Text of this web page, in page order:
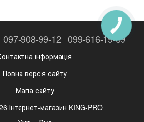
097-908-99-12 099-616-19-69
інформація
Повна версія сайту
Мапа сайту
Інтернет-магазин KING-PRO